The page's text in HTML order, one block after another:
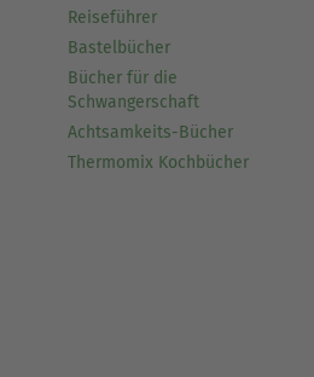
Reiseführer
Bastelbücher
Bücher für die
Schwangerschaft
Achtsamkeits-Bücher
Thermomix Kochbücher